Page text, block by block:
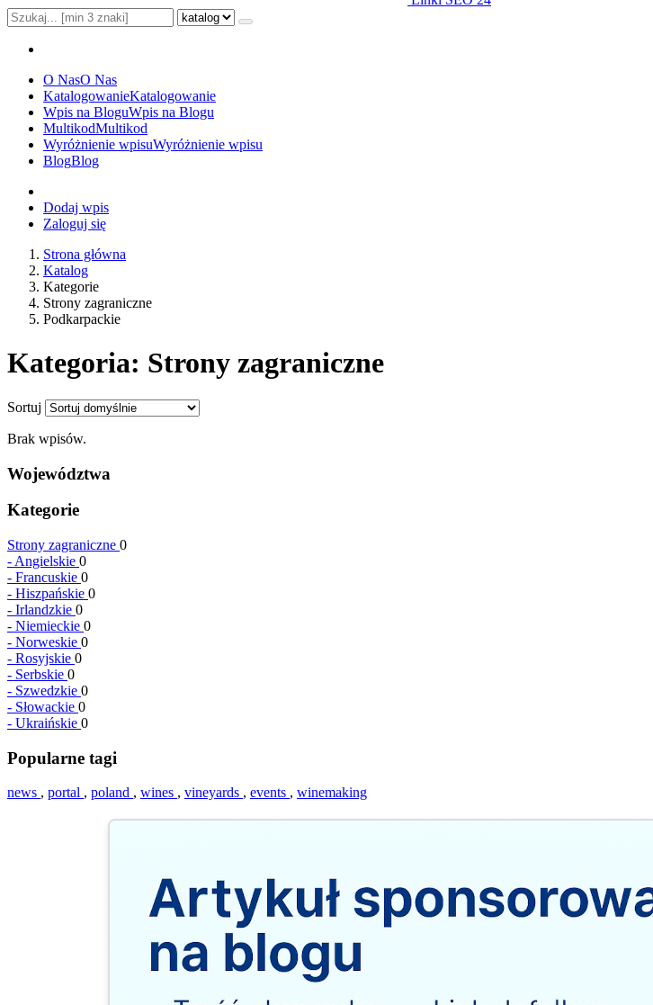
O NasO Nas
KatalogowanieKatalogowanie
Wpis na BloguWpis na Blogu
MultikodMultikod
Wyróżnienie wpisuWyróżnienie wpisu
BlogBlog
Dodaj wpis
Zaloguj się
Strona główna
Katalog
Kategorie
Strony zagraniczne
Podkarpackie
Kategoria: Strony zagraniczne
Sortuj
Brak wpisów.
Województwa
Kategorie
Strony zagraniczne 0
- Angielskie 0
- Francuskie 0
- Hiszpańskie 0
- Irlandzkie 0
- Niemieckie 0
- Norweskie 0
- Rosyjskie 0
- Serbskie 0
- Szwedzkie 0
- Słowackie 0
- Ukraińskie 0
Popularne tagi
news , portal , poland , wines , vineyards , events , winemaking